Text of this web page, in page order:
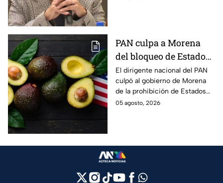
PAN culpa a Morena
del bloqueo de Estados
Unidos al aguacate de
Michoacán
El dirigente nacional del PAN
culpó al gobierno de Morena
de la prohibición de Estados
Unidos para exportar aguacate
05 agosto, 2026